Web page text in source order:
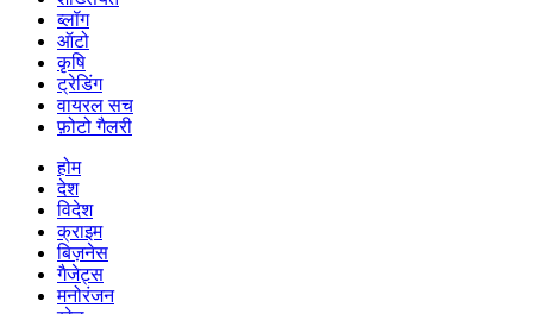
ब्लॉग
ऑटो
कृषि
ट्रेडिंग
वायरल सच
फ़ोटो गैलरी
होम
देश
विदेश
क्राइम
बिज़नेस
गैजेट्स
मनोरंजन